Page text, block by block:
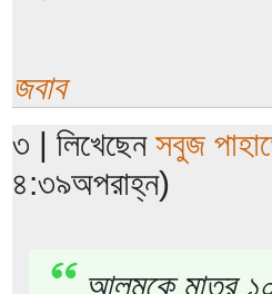
জবাব
৩ | লিখেছেন সবুজ
৪:৩৯অপরাহ্ন)
আলমকে মাত্র